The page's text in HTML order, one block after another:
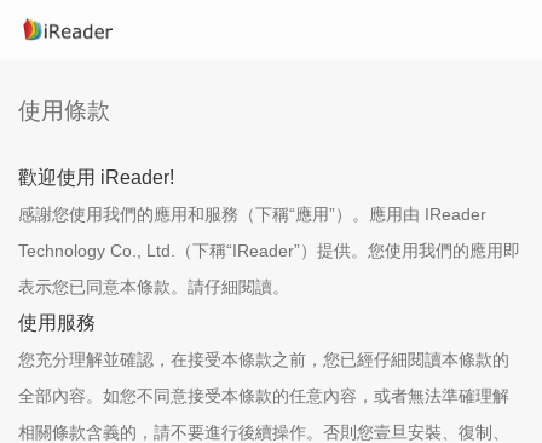
使用條款
歡迎使用 iReader!
感謝您使用我們的應用和服務（下稱“應用”）。應用由 IReader
Technology Co., Ltd.（下稱“IReader”）提供。您使用我們的應用即
表示您已同意本條款。請仔細閱讀。
使用服務
您充分理解並確認，在接受本條款之前，您已經仔細閱讀本條款的
全部內容。如您不同意接受本條款的任意內容，或者無法準確理解
相關條款含義的，請不要進行後續操作。否則您壹旦安裝、復制、